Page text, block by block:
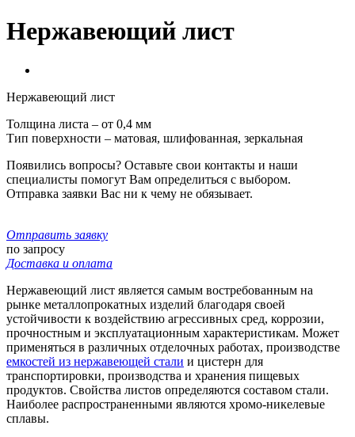
Нержавеющий лист
Нержавеющий лист
Толщина листа – от 0,4 мм
Тип поверхности – матовая, шлифованная, зеркальная
Появились вопросы? Оставьте свои контакты и наши
специалисты помогут Вам определиться с выбором.
Отправка заявки Вас ни к чему не обязывает.
Отправить заявку
по запросу
Доставка и оплата
Нержавеющий лист является самым востребованным на
рынке металлопрокатных изделий благодаря своей
устойчивости к воздействию агрессивных сред, коррозии,
прочностным и эксплуатационным характеристикам. Может
применяться в различных отделочных работах, производстве
емкостей из нержавеющей стали и цистерн для
транспортировки, производства и хранения пищевых
продуктов. Свойства листов определяются составом стали.
Наиболее распространенными являются хромо-никелевые
сплавы.